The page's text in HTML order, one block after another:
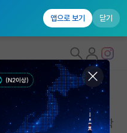
앱으로 보기 닫기
너지 및 광자 연구실 대학